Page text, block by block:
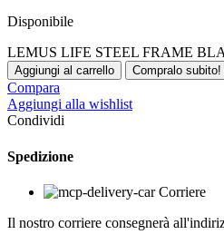
Disponibile
LEMUS LIFE STEEL FRAME
Aggiungi al carrello Compralo subito!
Compara
Aggiungi alla wishlist
Condividi
Spedizione
Corriere
Il nostro corriere consegnerà